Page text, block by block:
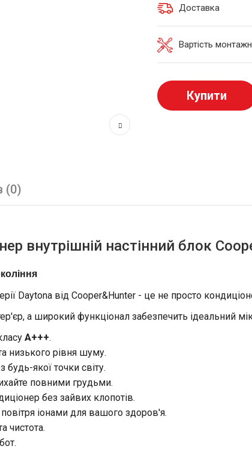
Доставка
Вартість
Купити
(0)
внутрішній настінний блок
Daytona від Cooper&Hunter - це не просто
а широкий функціонал забезпечить ідеальний
A+++.
низького рівня шуму.
якої точки світу.
повними грудьми.
без зайвих клопотів.
іонами для вашого здоров'я.
чистота.